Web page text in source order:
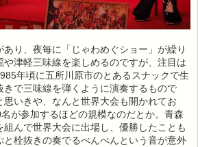
り、夜毎に「じゃわめぐショー」が繰り
や津軽三味線を楽しめるのですが、注目は
年頃に五所川原市のとあるスナックで生
きで三味線を弾くように演奏するもので
いきや、なんと世界大会も開かれてお
が参加するほどの規模なのだとか。青森
んで世界大会に出場し、優勝したことも
栓抜きの奏でるべんべんという音が意外